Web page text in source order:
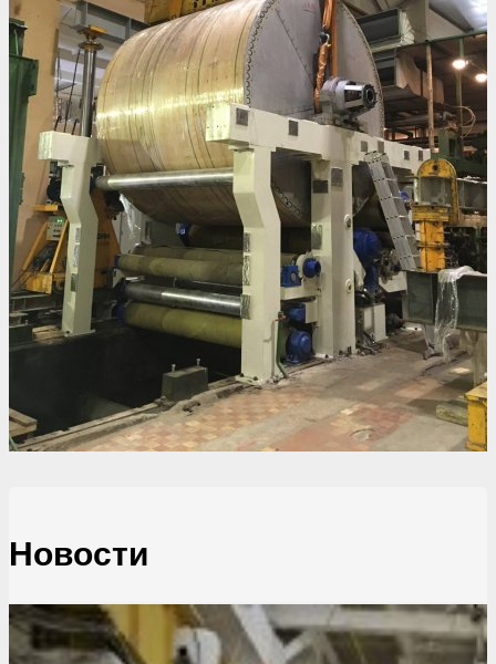
Новости